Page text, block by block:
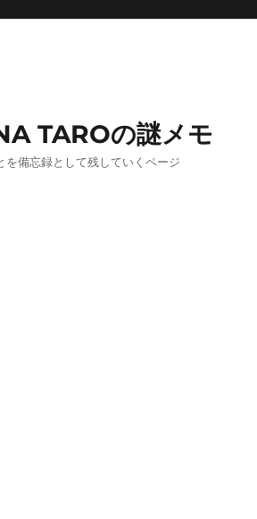
TAROの謎メモ
備忘録として残していくページ